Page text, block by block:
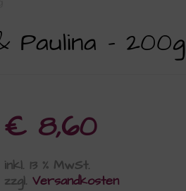
Paulina – 200g
€ 8,60
inkl. 13 % MwSt.
zzgl.Versandkosten